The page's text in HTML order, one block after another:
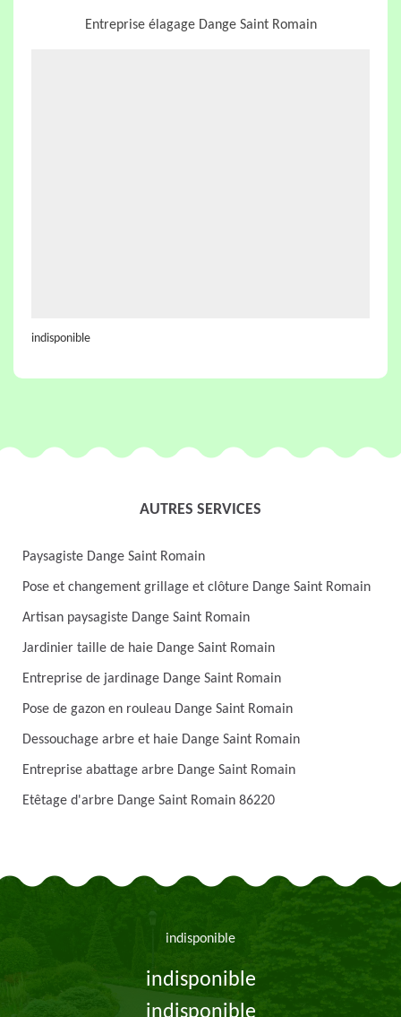
Entreprise élagage Dange Saint Romain
indisponible
AUTRES SERVICES
Paysagiste Dange Saint Romain
Pose et changement grillage et clôture Dange Saint Romain
Artisan paysagiste Dange Saint Romain
Jardinier taille de haie Dange Saint Romain
Entreprise de jardinage Dange Saint Romain
Pose de gazon en rouleau Dange Saint Romain
Dessouchage arbre et haie Dange Saint Romain
Entreprise abattage arbre Dange Saint Romain
Etêtage d'arbre Dange Saint Romain 86220
indisponible
indisponible
indisponible